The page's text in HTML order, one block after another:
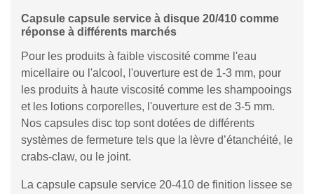
Capsule capsule service à disque 20/410 comme
réponse à différents marchés
Pour les produits à faible viscosité comme l'eau
micellaire ou l'alcool, l'ouverture est de 1-3 mm, pour
les produits à haute viscosité comme les shampooings
et les lotions corporelles, l'ouverture est de 3-5 mm.
Nos capsules disc top sont dotées de différents
systèmes de fermeture tels que la lèvre d’étanchéité, le
crabs-claw, ou le joint.
La capsule capsule service 20-410 de finition lissee se